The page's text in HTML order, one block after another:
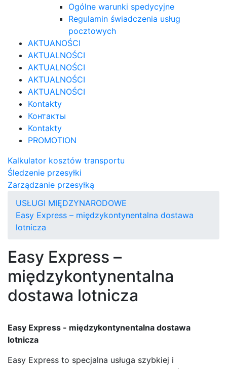
Ogólne warunki spedycyjne
Regulamin świadczenia usług
pocztowych
AKTUANOŚCI
AKTUALNOŚCI
AKTUALNOŚCI
AKTUALNOŚCI
AKTUALNOŚCI
Kontakty
Контакты
Kontakty
PROMOTION
Kalkulator kosztów transportu
Śledzenie przesyłki
Zarządzanie przesyłką
USŁUGI MIĘDZYNARODOWE
Easy Express – międzykontynentalna dostawa
lotnicza
Easy Express –
międzykontynentalna
dostawa lotnicza
Easy Express - międzykontynentalna dostawa
lotnicza
Easy Express to specjalna usługa szybkiej i